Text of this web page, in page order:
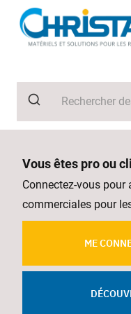
Vous êtes pro ou
Connectez-vous
commerciales pour
ME